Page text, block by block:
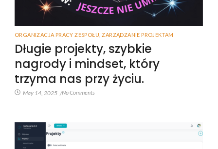
ORGANIZACJA PRACY ZESPOŁU ZARZĄDZANIE PROJEKTAM
Długie projekty, szybkie
nagrody i mindset, który
trzyma nas przy życiu.
May 14, 2025 /No Comments